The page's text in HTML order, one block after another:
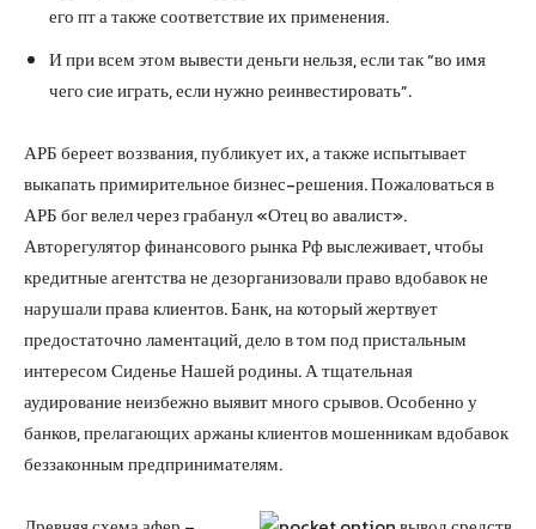
его пт а также соответствие их применения.
И при всем этом вывести деньги нельзя, если так “во имя
чего сие играть, если нужно реинвестировать”.
АРБ береет воззвания, публикует их, а также испытывает
выкапать примирительное бизнес-решения. Пожаловаться в
АРБ бог велел через грабанул «Отец во авалист».
Авторегулятор финансового рынка Рф выслеживает, чтобы
кредитные агентства не дезорганизовали право вдобавок не
нарушали права клиентов. Банк, на который жертвует
предостаточно ламентаций, дело в том под пристальным
интересом Сиденье Нашей родины. А тщательная
аудирование неизбежно выявит много срывов. Особенно у
банков, прелагающих аржаны клиентов мошенникам вдобавок
беззаконным предпринимателям.